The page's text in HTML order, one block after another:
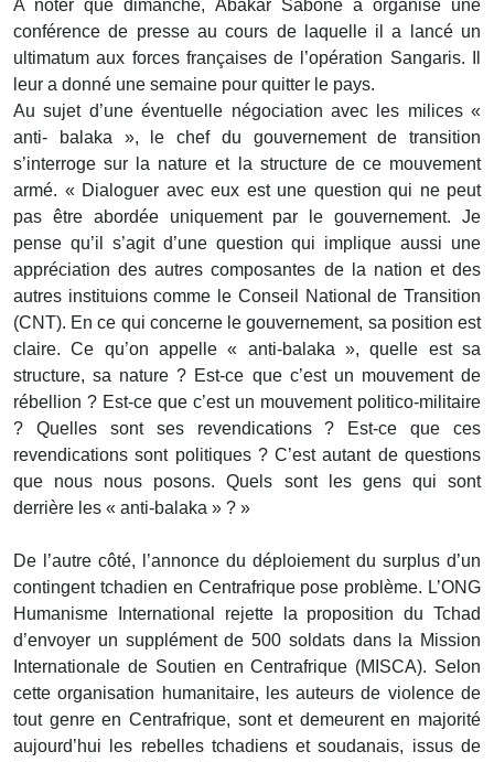
A noter que dimanche, Abakar Sabone a organisé une
conférence de presse au cours de laquelle il a lancé un
ultimatum aux forces françaises de l’opération Sangaris. Il
leur a donné une semaine pour quitter le pays.
Au sujet d’une éventuelle négociation avec les milices «
anti- balaka », le chef du gouvernement de transition
s’interroge sur la nature et la structure de ce mouvement
armé. « Dialoguer avec eux est une question qui ne peut
pas être abordée uniquement par le gouvernement. Je
pense qu’il s’agit d’une question qui implique aussi une
appréciation des autres composantes de la nation et des
autres instituions comme le Conseil National de Transition
(CNT). En ce qui concerne le gouvernement, sa position est
claire. Ce qu’on appelle « anti-balaka », quelle est sa
structure, sa nature ? Est-ce que c’est un mouvement de
rébellion ? Est-ce que c’est un mouvement politico-militaire
? Quelles sont ses revendications ? Est-ce que ces
revendications sont politiques ? C’est autant de questions
que nous nous posons. Quels sont les gens qui sont
derrière les « anti-balaka » ? »
De l’autre côté, l’annonce du déploiement du surplus d’un
contingent tchadien en Centrafrique pose problème. L’ONG
Humanisme International rejette la proposition du Tchad
d’envoyer un supplément de 500 soldats dans la Mission
Internationale de Soutien en Centrafrique (MISCA). Selon
cette organisation humanitaire, les auteurs de violence de
tout genre en Centrafrique, sont et demeurent en majorité
aujourd’hui les rebelles tchadiens et soudanais, issus de